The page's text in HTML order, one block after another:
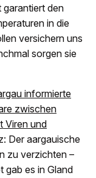
garantiert den
in die
versichern uns
sorgen sie
informierte
zwischen
Viren und
Der aargauische
zu verzichten –
gab es in Gland